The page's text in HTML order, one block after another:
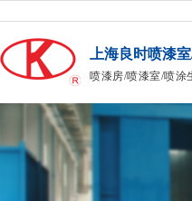
上海良时喷漆
喷漆房/喷漆室/喷涂